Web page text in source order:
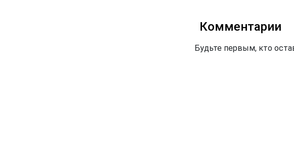
Комментарии
Будьте первым, кто